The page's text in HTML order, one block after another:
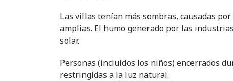
Las villas tenían más sombras, causadas
amplias. El humo generado por las
solar.
Personas (incluidos los niños) encerrados
restringidas a la luz natural.